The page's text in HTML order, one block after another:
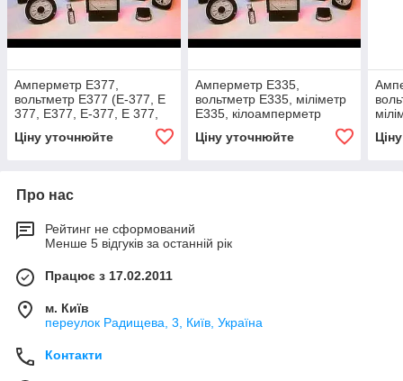
Амперметр Е377,
вольтметр Е377 (Е-377, Е
377, Е377, Е-377, Е 377,
Є377, Є-377, Є 377, e377,
e-377, e 377)
Ціну уточнюйте
Амперметр Е335,
вольтметр Е335, міліметр
Е335, кілоамперметр
Е335 (Е-335, Е 335, Е335,
Е-335, Е-335, Е 335, Е3
Ціну уточнюйте
Про нас
Рейтинг не сформований
Менше 5 відгуків за останній рік
Працює з 17.02.2011
м. Київ
переулок Радищева, 3, Київ, Україна
Контакти